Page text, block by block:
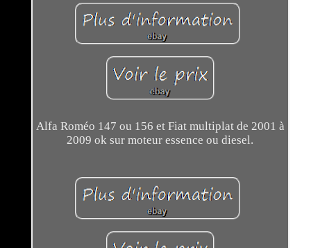
Alfa Roméo 147 ou 156 et Fiat multiplat de 2001 à
2009 ok sur moteur essence ou diesel.